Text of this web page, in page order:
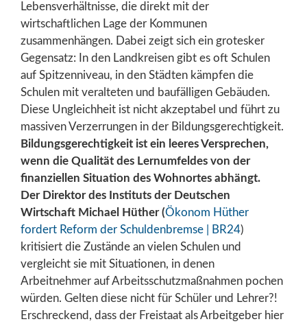
Lebensverhältnisse, die direkt mit der
wirtschaftlichen Lage der Kommunen
zusammenhängen. Dabei zeigt sich ein grotesker
Gegensatz: In den Landkreisen gibt es oft Schulen
auf Spitzenniveau, in den Städten kämpfen die
Schulen mit veralteten und baufälligen Gebäuden.
Diese Ungleichheit ist nicht akzeptabel und führt zu
massiven Verzerrungen in der Bildungsgerechtigkeit.
Bildungsgerechtigkeit ist ein leeres Versprechen,
wenn die Qualität des Lernumfeldes von der
finanziellen Situation des Wohnortes abhängt.
Der Direktor des Instituts der Deutschen
Wirtschaft Michael Hüther (Ökonom Hüther
fordert Reform der Schuldenbremse | BR24)
kritisiert die Zustände an vielen Schulen und
vergleicht sie mit Situationen, in denen
Arbeitnehmer auf Arbeitsschutzmaßnahmen pochen
würden. Gelten diese nicht für Schüler und Lehrer?!
Erschreckend, dass der Freistaat als Arbeitgeber hier